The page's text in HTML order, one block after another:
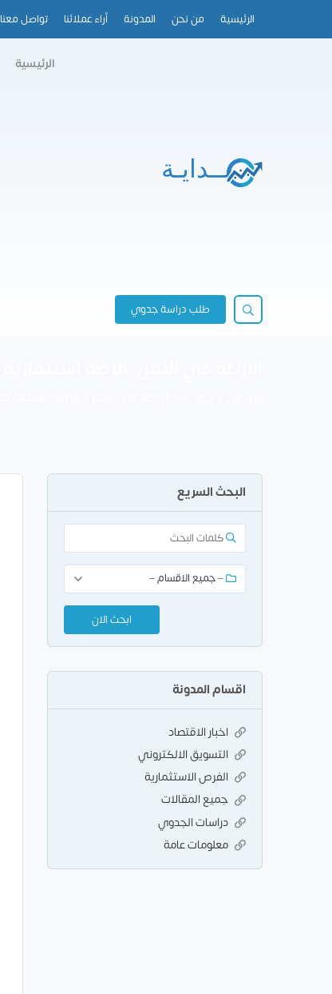
الرئيسية من نحن المدونة أراء عملائنا تواصل معنا
الرئيسية
طلب دراسة جدوي
البحث السريع
اقسام المدونة
اخبار الاقتصاد
التسويق الالكتروني
الفرص الاستثمارية
جميع المقالات
دراسات الجدوي
معلومات عامة